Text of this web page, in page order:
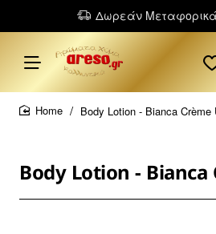
Δωρεάν
Body Lotion - Bianca Crème
Body Lotion - Bianca